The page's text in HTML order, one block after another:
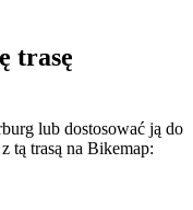
trasę
lub dostosować ją do
tą trasą na Bikemap: